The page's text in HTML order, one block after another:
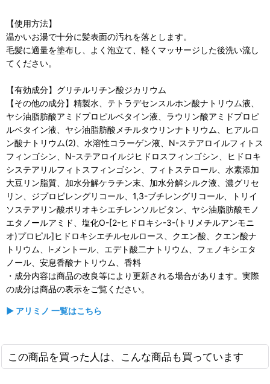
【使用方法】
温かいお湯で十分に髪表面の汚れを落とします。
毛髪に適量を塗布し、よく泡立て、軽くマッサージした後洗い流し
てください。
【有効成分】グリチルリチン酸ジカリウム
【その他の成分】精製水、テトラデセンスルホン酸ナトリウム液、
ヤシ油脂肪酸アミドプロピルベタイン液、ラウリン酸アミドプロピ
ルベタイン液、ヤシ油脂肪酸メチルタウリンナトリウム、ヒアルロ
ン酸ナトリウム(2)、水溶性コラーゲン液、N-ステアロイルフィトス
フィンゴシン、N-ステアロイルジヒドロスフィンゴシン、ヒドロキ
システアリルフィトスフィンゴシン、フィトステロール、水素添加
大豆リン脂質、加水分解ケラチン末、加水分解シルク液、濃グリセ
リン、ジプロピレングリコール、1,3-ブチレングリコール、トリイ
ソステアリン酸ポリオキシエチレンソルビタン、ヤシ油脂肪酸モノ
エタノールアミド、塩化O-[2-ヒドロキシ-3-(トリメチルアンモニ
オ)プロピル]ヒドロキシエチルセルロース、クエン酸、クエン酸ナ
トリウム、l-メントール、エデト酸二ナトリウム、フェノキシエタ
ノール、安息香酸ナトリウム、香料
・成分内容は商品の改良等により更新される場合があります。実際
の成分は商品の表示をご覧ください。
▶ アリミノ 一覧はこちら
この商品を買った人は、こんな商品も買っています